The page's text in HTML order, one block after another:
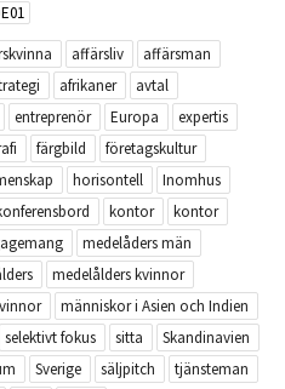
affärsliv
affärsman
afrikaner
avtal
entreprenör Europa
expertis
färgbild
företagskultur
horisontell
Inomhus
kontor
kontor
medelåders män
medelålders kvinnor
människor i Asien och Indien
selektivt fokus sitta
Skandinavien
Sverige säljpitch
tjänsteman